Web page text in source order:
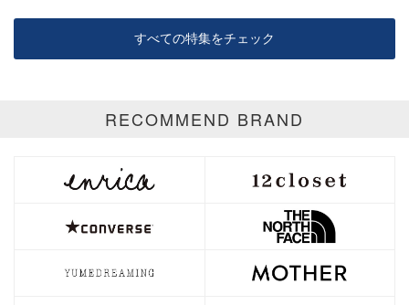
すべての特集をチェック
RECOMMEND BRAND